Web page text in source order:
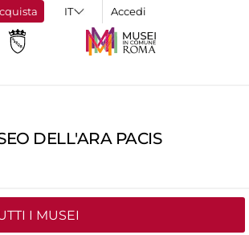
Accedi
DELL'ARA PACIS
I MUSEI